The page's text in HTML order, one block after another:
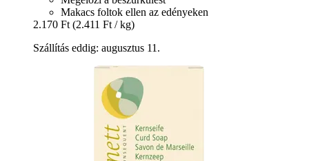
Makacs foltok ellen az edényeken
2.170 Ft (2.411 Ft / kg)
Szállítás eddig: augusztus 11.